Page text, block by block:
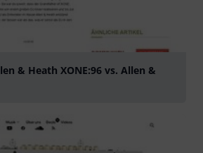
& Heath XONE:96 vs. Allen &